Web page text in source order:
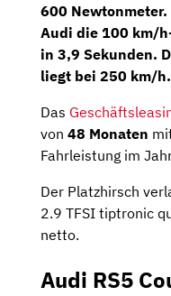
600
Audi die 100 km/
in 3,9 Sekunden.
liegt bei 250 km/h.
Das
von 48 Monaten
Fahrleistung im
Der Platzhirsch
2.9 TFSI tiptronic
netto.
Audi RS5